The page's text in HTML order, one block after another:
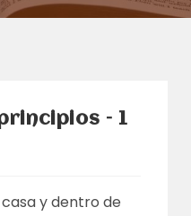
– 1
y dentro de